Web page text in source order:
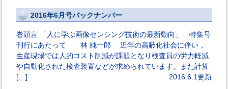
2016年6月号バックナンバー
巻頭言 「人に学ぶ画像センシング技術の最新動向」 特集号
刊行にあたって 林 純一郎 近年の高齢化社会に伴い，
生産現場では人的コスト削減が課題となり検査員の労力軽減
や自動化された検査装置などが求められています。また計算
[…]
2016.6.1更新